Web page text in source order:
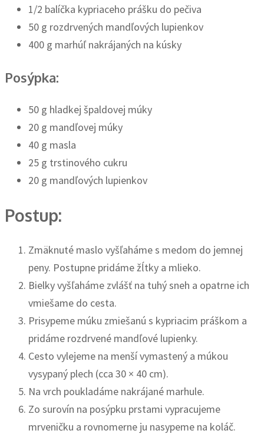
1/2 balíčka kypriaceho prášku do pečiva
50 g rozdrvených mandľových lupienkov
400 g marhúľ nakrájaných na kúsky
Posýpka:
50 g hladkej špaldovej múky
20 g mandľovej múky
40 g masla
25 g trstinového cukru
20 g mandľových lupienkov
Postup:
Zmäknuté maslo vyšľaháme s medom do jemnej
peny. Postupne pridáme žĺtky a mlieko.
Bielky vyšľaháme zvlášť na tuhý sneh a opatrne ich
vmiešame do cesta.
Prisypeme múku zmiešanú s kypriacim práškom a
pridáme rozdrvené mandľové lupienky.
Cesto vylejeme na menší vymastený a múkou
vysypaný plech (cca 30 × 40 cm).
Na vrch poukladáme nakrájané marhule.
Zo surovín na posýpku prstami vypracujeme
mrveničku a rovnomerne ju nasypeme na koláč.